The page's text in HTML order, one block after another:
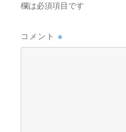
欄は必須項目です
コメント※